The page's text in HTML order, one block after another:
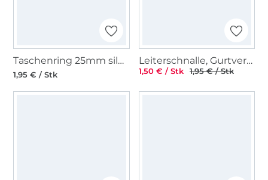
Taschenring 25mm silberfarbig
1,95 € / Stk
Leiterschnalle, Gurtversteller Metall 25 mm, matt schwarz
1,50 € / Stk 1,95 € / Stk